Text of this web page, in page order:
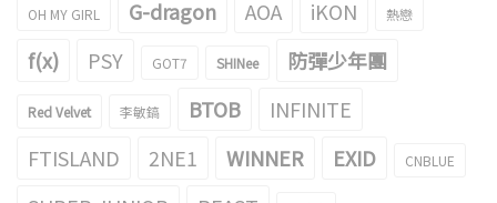
OH MY GIRL G-dragon AOA iKON 熱戀
f(x) PSY GOT7 SHINee 防彈少年團
Red Velvet 李敏鎬 BTOB
INFINITE
FTISLAND
2NE1 WINNER EXID CNBLUE